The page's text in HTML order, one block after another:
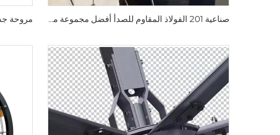
صناعية 201 الفولاذ المقاوم للصدأ أفضل مجموعة مروحة جدارية ضبابية مع ماء ارتفاع درجة الحرارة المنخفض 24 28 32 36 إنش مروحة جدارية رذاذ